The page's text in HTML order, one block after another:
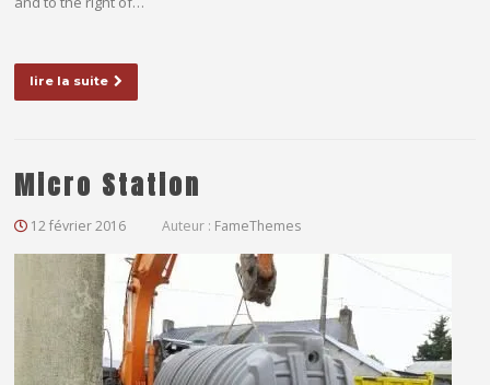
lire la suite
Micro Station
12 février 2016 Auteur : FameThemes